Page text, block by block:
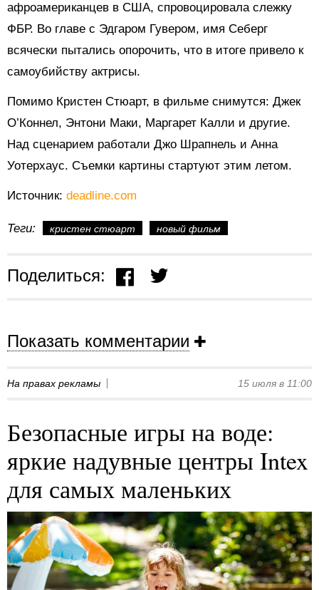
афроамериканцев в США, спровоцировала слежку
ФБР. Во главе с Эдгаром Гувером, имя Себерг
всячески пытались опорочить, что в итоге привело к
самоубийству актрисы.
Помимо Кристен Стюарт, в фильме снимутся: Джек
О’Коннел, Энтони Маки, Маргарет Калли и другие.
Над сценарием работали Джо Шрапнель и Анна
Уотерхаус. Съемки картины стартуют этим летом.
Источник: deadline.com
Теги: кристен стюарт новый фильм
Поделиться:
Показать комментарии
На правах рекламы 15 июля в 11:00
Безопасные игры на воде:
яркие надувные центры Intex
для самых маленьких